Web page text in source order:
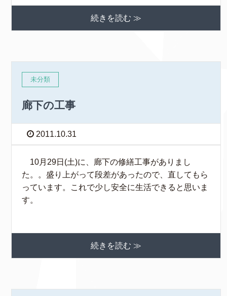
続きを読む ≫
未分類
廊下の工事
2011.10.31
10月29日(土)に、廊下の修繕工事がありまし
た。。盛り上がって段差があったので、直してもら
っています。これで少し安全に生活できると思いま
す。
続きを読む ≫